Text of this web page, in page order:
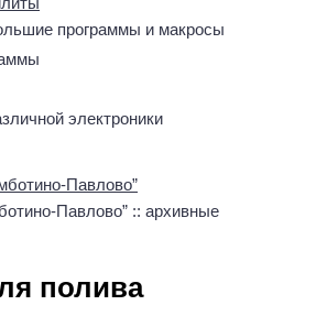
программы и макросы
электроники
Павлово”
Павлово” :: архивные
полива